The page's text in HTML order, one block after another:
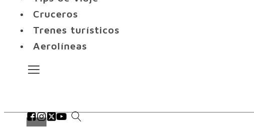
Cruceros
Trenes turísticos
Aerolíneas